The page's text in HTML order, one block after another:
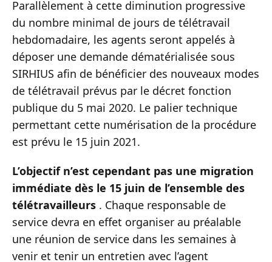
Parallèlement à cette diminution progressive
du nombre minimal de jours de télétravail
hebdomadaire, les agents seront appelés à
déposer une demande dématérialisée sous
SIRHIUS afin de bénéficier des nouveaux modes
de télétravail prévus par le décret fonction
publique du 5 mai 2020. Le palier technique
permettant cette numérisation de la procédure
est prévu le 15 juin 2021.
L’objectif n’est cependant pas une migration
immédiate dès le 15 juin de l’ensemble des
télétravailleurs . Chaque responsable de
service devra en effet organiser au préalable
une réunion de service dans les semaines à
venir et tenir un entretien avec l’agent